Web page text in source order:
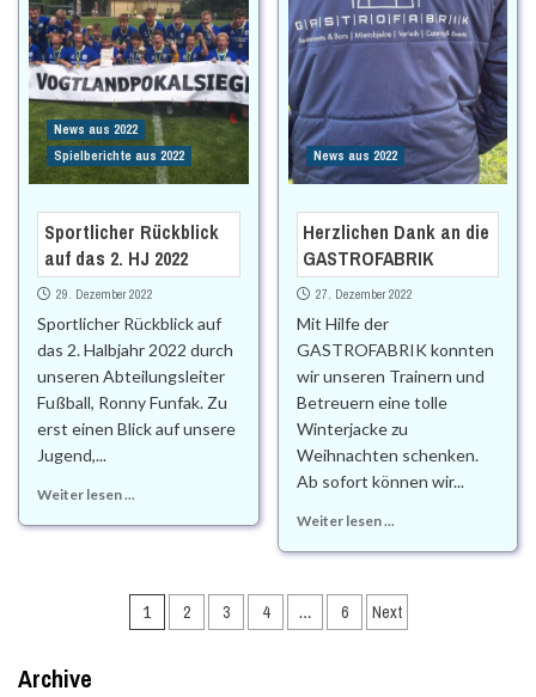
News aus 2022
Spielberichte aus 2022
Sportlicher Rückblick
auf das 2. HJ 2022
29. Dezember 2022
Sportlicher Rückblick auf
das 2. Halbjahr 2022 durch
unseren Abteilungsleiter
Fußball, Ronny Funfak. Zu
erst einen Blick auf unsere
Jugend,...
Weiter lesen ...
News aus 2022
Herzlichen Dank an die
GASTROFABRIK
27. Dezember 2022
Mit Hilfe der
GASTROFABRIK konnten
wir unseren Trainern und
Betreuern eine tolle
Winterjacke zu
Weihnachten schenken.
Ab sofort können wir...
Weiter lesen ...
Beitragsnavigation
1 2 3 4 … 6 Next
Archive